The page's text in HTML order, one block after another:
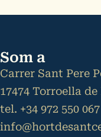
Som a
Carrer Sant Pere
17474 Torroella
tel. +34 972 550